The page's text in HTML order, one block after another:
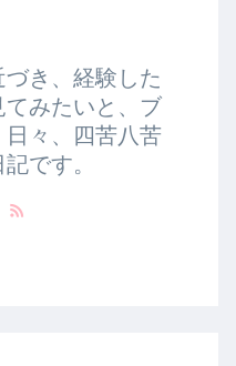
き、経験した
みたいと、ブ
日々、四苦八苦
です。